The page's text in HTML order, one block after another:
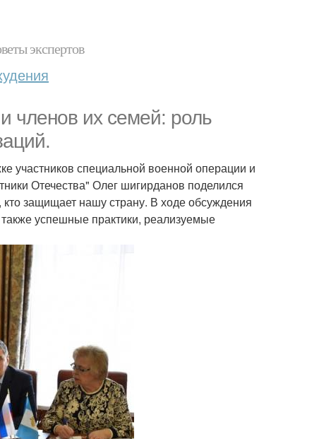
экспертов
членов их семей: роль
участников специальной военной операции и
Отечества" Олег шигирданов поделился
защищает нашу страну. В ходе обсуждения
успешные практики, реализуемые